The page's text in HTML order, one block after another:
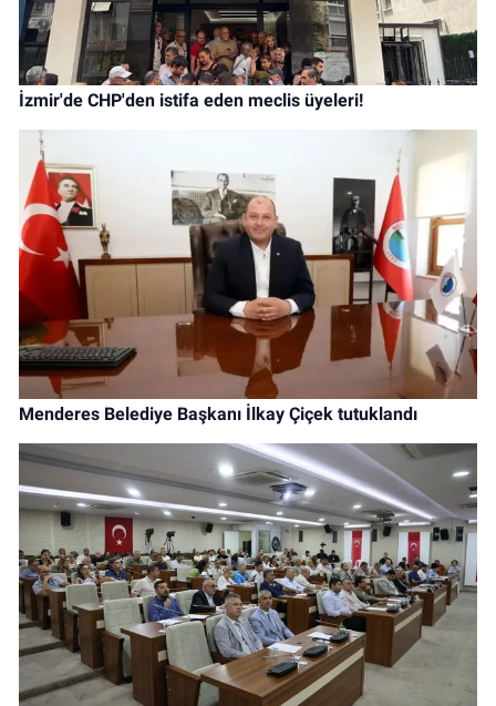
İzmir'de CHP'den istifa eden meclis üyeleri!
Menderes Belediye Başkanı İlkay Çiçek tutuklandı